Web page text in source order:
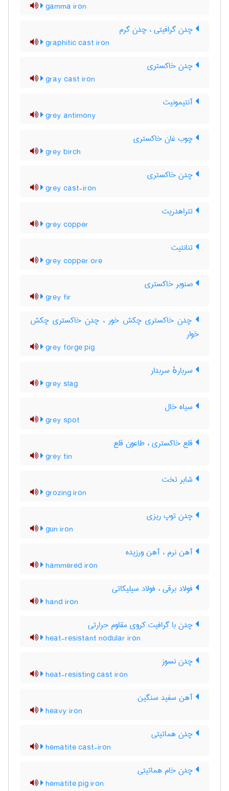
gamma iron
چدن گرافیتی ، چدن گرم
graphitic cast iron
چدن خاکستری
gray cast iron
آنتیمونیت
grey antimony
چوب غان خاکستری
grey birch
چدن خاکستری
grey cast-iron
تتراهدریت
grey copper
تنانتیت
grey copper ore
صنوبر خاکستری
grey fir
چدن خاکستری چکش خور ، چدن خاکستری چکش
خوار
grey forge pig
سربارهٔ سربدار
grey slag
سیاه خال
grey spot
قلع خاکستری ، طاعون قلع
grey tin
شابر تخت
grozing iron
چدن توپ ریزی
gun iron
آهن نرم ، آهن ورزیده
hammered iron
فولاد برقی ، فولاد سیلیکاتی
hand iron
چدن با گرافیت کروی مقاوم حرارتی
heat-resistant nodular iron
چدن نسوز
heat-resisting cast iron
آهن سفید سنگین
heavy iron
چدن هماتیتی
hematite cast-iron
چدن خام هماتیتی
hematite pig iron